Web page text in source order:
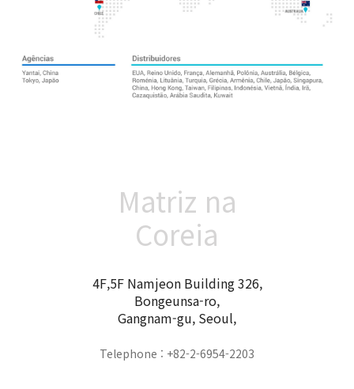
Matriz na
Coreia
4F,5F Namjeon Building 326,
Bongeunsa-ro,
Gangnam-gu, Seoul,
Telephone : +82-2-6954-2203